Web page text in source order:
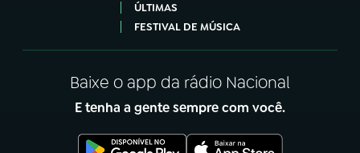
ÚLTIMAS
FESTIVAL DE MÚSICA
Baixe o app da rádio Nacional
E tenha a gente sempre com você.